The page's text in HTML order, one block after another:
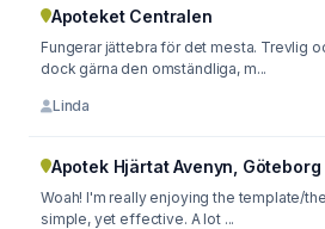
Apoteket Centralen
Fungerar jättebra för det mesta. Trevlig
dock gärna den omständliga, m...
Linda
Apotek Hjärtat Avenyn, Göteborg
Woah! I'm really enjoying the template/
simple, yet effective. A lot ...